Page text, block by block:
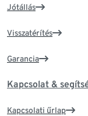
Jótállás
Visszatérítés
Garancia
Kapcsolat &
Kapcsolati űrlap